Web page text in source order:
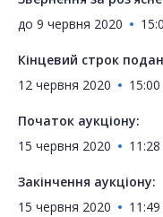
до 9 червня 2020
Кінцевий строк
12 червня 2020
15:00
Початок аукціону:
15 червня 2020
11:28
Закінчення аукціону:
15 червня 2020
11:49